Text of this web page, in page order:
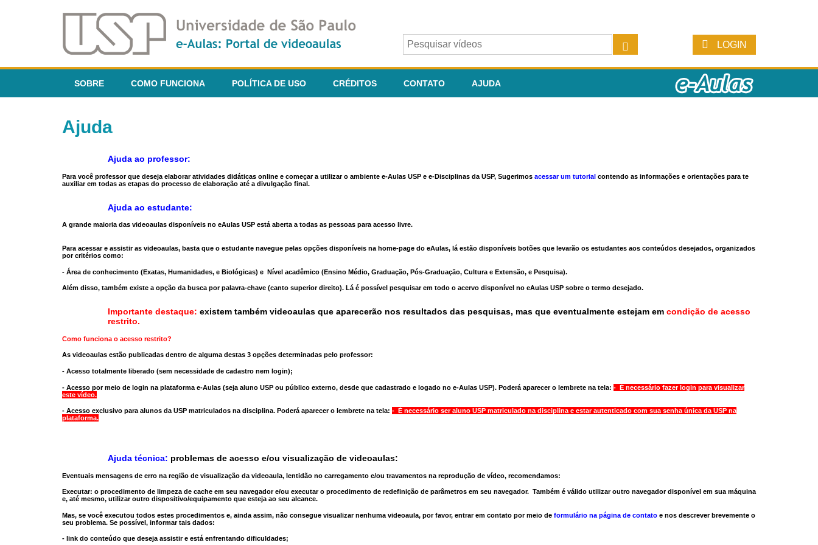
LOGIN
SOBRE COMO FUNCIONA POLÍTICA DE USO CRÉDITOS CONTATO AJUDA
Ajuda
Ajuda ao professor:
Para você professor que deseja elaborar atividades didáticas online e começar a utilizar o ambiente e-Aulas USP e e-Disciplinas da USP, Sugerimos acessar um tutorial contendo as informações e orientações para te
auxiliar em todas as etapas do processo de elaboração até a divulgação final.
Ajuda ao estudante:
A grande maioria das videoaulas disponíveis no eAulas USP está aberta a todas as pessoas para acesso livre.
Para acessar e assistir as videoaulas, basta que o estudante navegue pelas opções disponíveis na home-page do eAulas, lá estão disponíveis botões que levarão os estudantes aos conteúdos desejados, organizados
por critérios como:
- Área de conhecimento (Exatas, Humanidades, e Biológicas) e Nível acadêmico (Ensino Médio, Graduação, Pós-Graduação, Cultura e Extensão, e Pesquisa).
Além disso, também existe a opção da busca por palavra-chave (canto superior direito). Lá é possível pesquisar em todo o acervo disponível no eAulas USP sobre o termo desejado.
Importante destaque: existem também videoaulas que aparecerão nos resultados das pesquisas, mas que eventualmente estejam em condição de acesso
restrito.
Como funciona o acesso restrito?
As videoaulas estão publicadas dentro de alguma destas 3 opções determinadas pelo professor:
- Acesso totalmente liberado (sem necessidade de cadastro nem login);
- Acesso por meio de login na plataforma e-Aulas (seja aluno USP ou público externo, desde que cadastrado e logado no e-Aulas USP). Poderá aparecer o lembrete na tela: - É necessário fazer login para visualizar
este vídeo.
- Acesso exclusivo para alunos da USP matriculados na disciplina. Poderá aparecer o lembrete na tela: - É necessário ser aluno USP matriculado na disciplina e estar autenticado com sua senha única da USP na
plataforma.
Ajuda técnica: problemas de acesso e/ou visualização de videoaulas:
Eventuais mensagens de erro na região de visualização da videoaula, lentidão no carregamento e/ou travamentos na reprodução de vídeo, recomendamos:
Executar: o procedimento de limpeza de cache em seu navegador e/ou executar o procedimento de redefinição de parâmetros em seu navegador. Também é válido utilizar outro navegadordisponível em sua máquina
e, até mesmo, utilizar outro dispositivo/equipamento que esteja ao seu alcance.
Mas, se você executou todos estes procedimentos e, ainda assim, não consegue visualizar nenhuma videoaula, por favor, entrar em contato por meio de formulário na página de contato e nos descrever brevemente o
seu problema. Se possível, informar tais dados:
- link do conteúdo que deseja assistir e está enfrentando dificuldades;